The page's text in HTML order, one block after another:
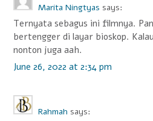
Marita Ningtyas says:
Ternyata sebagus ini filmnya.
bertengger di layar bioskop.
nonton juga aah.
June 26, 2022 at 2:34 pm
Rahmah says: